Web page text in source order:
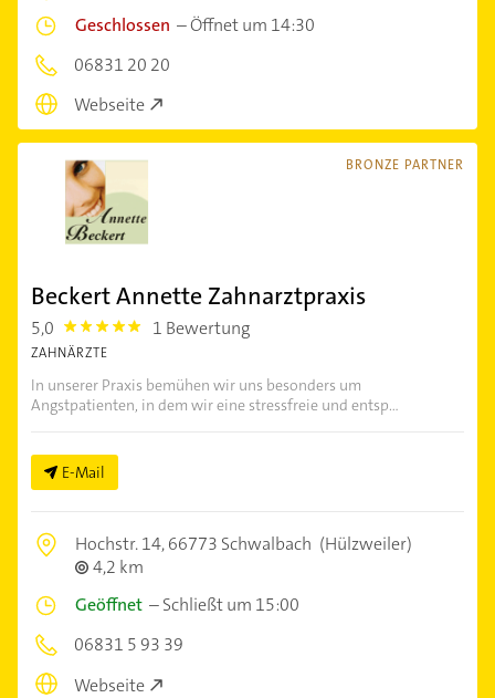
Geschlossen –Öffnet um 14:30
06831 20 20
Webseite
BRONZE PARTNER
Beckert Annette Zahnarztpraxis
5,0 5.0 1 Bewertung
ZAHNÄRZTE
In unserer Praxis bemühen wir uns besonders um
Angstpatienten, in dem wir eine stressfreie und entsp...
E-Mail
Hochstr. 14,66773 Schwalbach (Hülzweiler)
4,2 km
Geöffnet –Schließt um 15:00
06831 5 93 39
Webseite